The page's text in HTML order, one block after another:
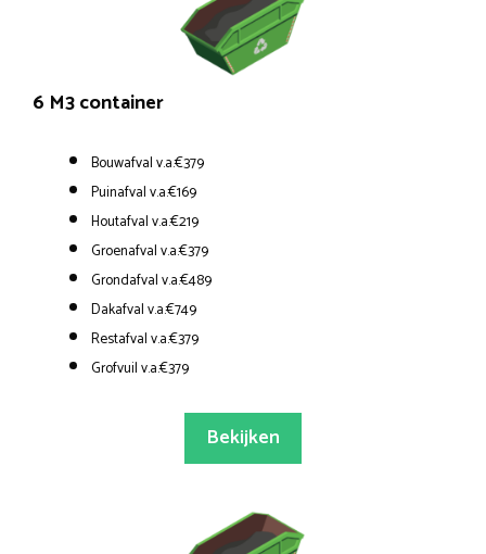
6 M3 container
Bouwafval v.a.€379
Puinafval v.a.€169
Houtafval v.a.€219
Groenafval v.a.€379
Grondafval v.a.€489
Dakafval v.a.€749
Restafval v.a.€379
Grofvuil v.a.€379
Bekijken